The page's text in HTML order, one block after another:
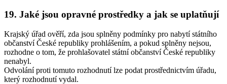
19. Jaké jsou opravné prostředky a jak se uplatňují
Krajský úřad ověří, zda jsou splněny podmínky pro nabytí státního
občanství České republiky prohlášením, a pokud splněny nejsou,
rozhodne o tom, že prohlašovatel státní občanství České republiky
nenabyl.
Odvolání proti tomuto rozhodnutí lze podat prostřednictvím úřadu,
který rozhodnutí vydal.